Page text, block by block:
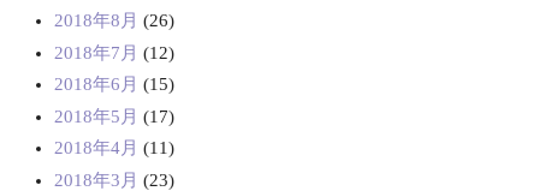
2018年8月 (26)
2018年7月 (12)
2018年6月 (15)
2018年5月 (17)
2018年4月 (11)
2018年3月 (23)